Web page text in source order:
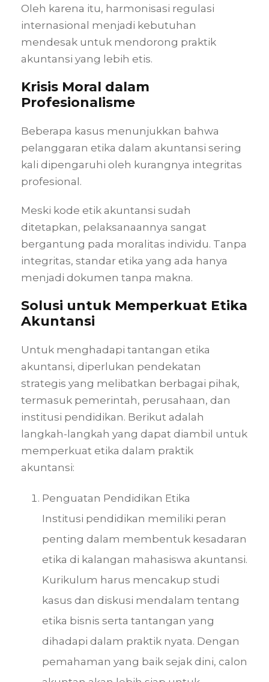
Oleh karena itu, harmonisasi regulasi
internasional menjadi kebutuhan
mendesak untuk mendorong praktik
akuntansi yang lebih etis.
Krisis Moral dalam
Profesionalisme
Beberapa kasus menunjukkan bahwa
pelanggaran etika dalam akuntansi sering
kali dipengaruhi oleh kurangnya integritas
profesional.
Meski kode etik akuntansi sudah
ditetapkan, pelaksanaannya sangat
bergantung pada moralitas individu. Tanpa
integritas, standar etika yang ada hanya
menjadi dokumen tanpa makna.
Solusi untuk Memperkuat Etika
Akuntansi
Untuk menghadapi tantangan etika
akuntansi, diperlukan pendekatan
strategis yang melibatkan berbagai pihak,
termasuk pemerintah, perusahaan, dan
institusi pendidikan. Berikut adalah
langkah-langkah yang dapat diambil untuk
memperkuat etika dalam praktik
akuntansi:
Penguatan Pendidikan Etika
Institusi pendidikan memiliki peran
penting dalam membentuk kesadaran
etika di kalangan mahasiswa akuntansi.
Kurikulum harus mencakup studi
kasus dan diskusi mendalam tentang
etika bisnis serta tantangan yang
dihadapi dalam praktik nyata. Dengan
pemahaman yang baik sejak dini, calon